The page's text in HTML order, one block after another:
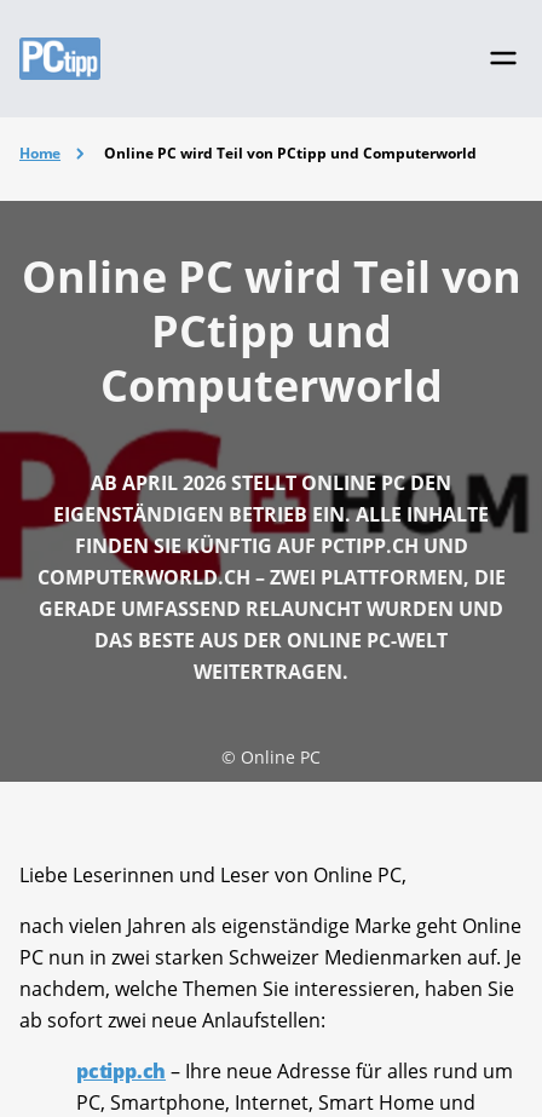
Home Online PC wird Teil von PCtipp und Computerworld
Online PC wird Teil von
PCtipp und
Computerworld
AB APRIL 2026 STELLT ONLINE PC DEN
EIGENSTÄNDIGEN BETRIEB EIN. ALLE INHALTE
FINDEN SIE KÜNFTIG AUF PCTIPP.CH UND
COMPUTERWORLD.CH – ZWEI PLATTFORMEN, DIE
GERADE UMFASSEND RELAUNCHT WURDEN UND
DAS BESTE AUS DER ONLINE PC-WELT
WEITERTRAGEN.
© Online PC
Liebe Leserinnen und Leser von Online PC,
nach vielen Jahren als eigenständige Marke geht Online
PC nun in zwei starken Schweizer Medienmarken auf. Je
nachdem, welche Themen Sie interessieren, haben Sie
ab sofort zwei neue Anlaufstellen:
pctipp.ch – Ihre neue Adresse für alles rund um
PC, Smartphone, Internet, Smart Home und